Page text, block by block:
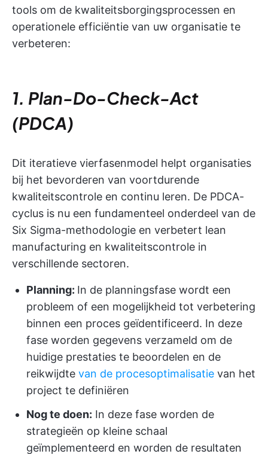
tools om de kwaliteitsborgingsprocessen en
operationele efficiëntie van uw organisatie te
verbeteren:
1. Plan-Do-Check-Act
(PDCA)
Dit iteratieve vierfasenmodel helpt organisaties
bij het bevorderen van voortdurende
kwaliteitscontrole en continu leren. De PDCA-
cyclus is nu een fundamenteel onderdeel van de
Six Sigma-methodologie en verbetert lean
manufacturing en kwaliteitscontrole in
verschillende sectoren.
Planning: In de planningsfase wordt een
probleem of een mogelijkheid tot verbetering
binnen een proces geïdentificeerd. In deze
fase worden gegevens verzameld om de
huidige prestaties te beoordelen en de
reikwijdte van de procesoptimalisatie van het
project te definiëren
Nog te doen: In deze fase worden de
strategieën op kleine schaal
geïmplementeerd en worden de resultaten